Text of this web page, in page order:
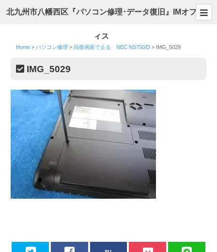
北九州市八幡西区『パソコン修理･データ復旧』IMオフ
ィス
Home > パソコン修理 > 回復画面で止る NEC NS750/D > IMG_5029
IMG_5029